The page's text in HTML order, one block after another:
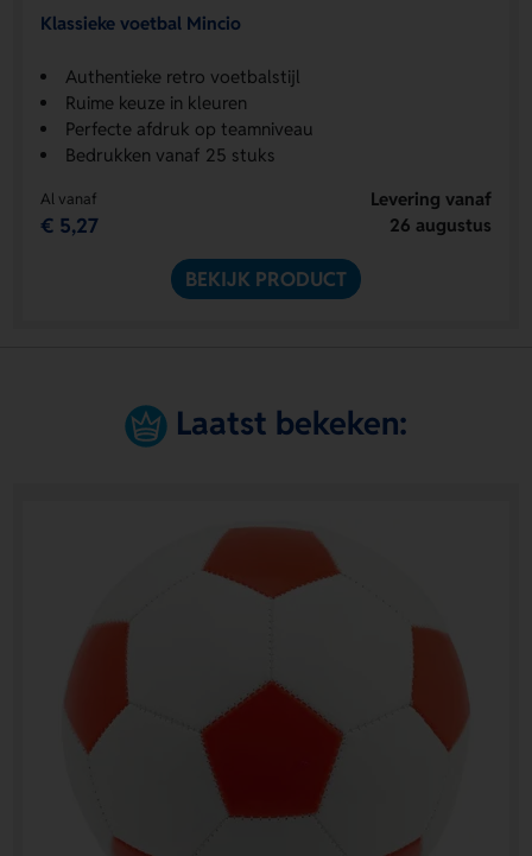
Klassieke voetbal Mincio
Authentieke retro voetbalstijl
Ruime keuze in kleuren
Perfecte afdruk op teamniveau
Bedrukken vanaf 25 stuks
Al vanaf
€ 5,27
Levering vanaf
26 augustus
BEKIJK PRODUCT
Laatst bekeken: